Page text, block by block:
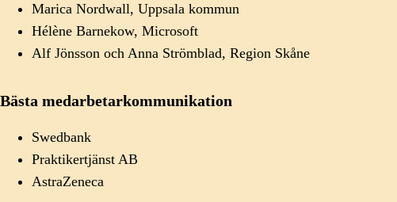
Marica Nordwall, Uppsala kommun
Hélène Barnekow, Microsoft
Alf Jönsson och Anna Strömblad, Region Skåne
Bästa medarbetarkommunikation
Swedbank
Praktikertjänst AB
AstraZeneca